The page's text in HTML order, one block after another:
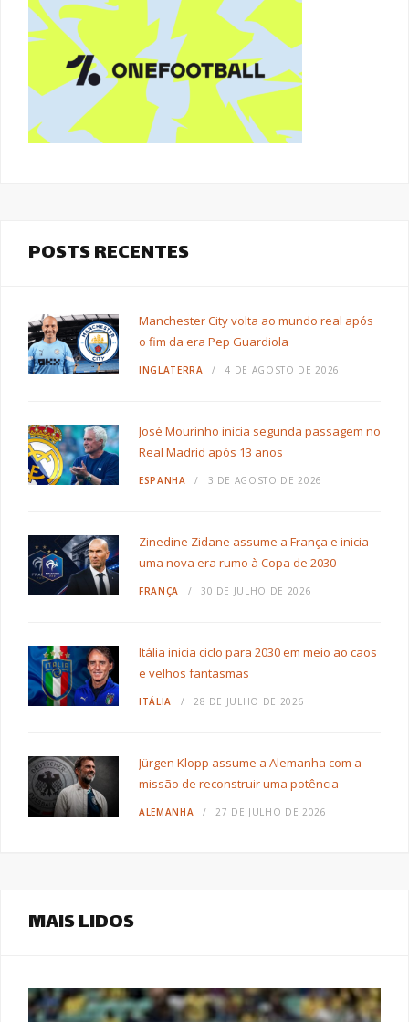
POSTS RECENTES
Manchester City volta ao mundo real após
o fim da era Pep Guardiola
INGLATERRA 4 DE AGOSTO DE 2026
José Mourinho inicia segunda passagem no
Real Madrid após 13 anos
ESPANHA 3 DE AGOSTO DE 2026
Zinedine Zidane assume a França e inicia
uma nova era rumo à Copa de 2030
FRANÇA 30 DE JULHO DE 2026
Itália inicia ciclo para 2030 em meio ao caos
e velhos fantasmas
ITÁLIA 28 DE JULHO DE 2026
Jürgen Klopp assume a Alemanha com a
missão de reconstruir uma potência
ALEMANHA 27 DE JULHO DE 2026
MAIS LIDOS